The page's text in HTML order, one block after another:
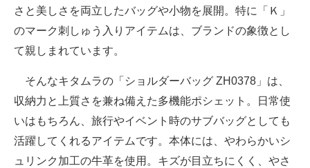
さと美しさを両立したバッグや小物を展開。特に「Ｋ」
のマーク刺しゅう入りアイテムは、ブランドの象徴とし
て親しまれています。
そんなキタムラの「ショルダーバッグ ZH0378」は、
収納力と上質さを兼ね備えた多機能ポシェット。日常使
いはもちろん、旅行やイベント時のサブバッグとしても
活躍してくれるアイテムです。本体には、やわらかいシ
ュリンク加工の牛革を使用。キズが目立ちにくく、やさ